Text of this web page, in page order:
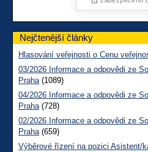
Nejčtenější články
Hlasování veřejnosti o Cenu
03/2026 Informace a odpovědi ze
Praha(1089)
04/2026 Informace a odpovědi ze
Praha(728)
02/2026 Informace a odpovědi ze
Praha(659)
Výběrové řízení na pozici Asistent/